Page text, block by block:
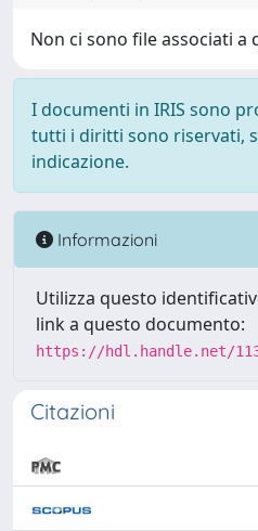
Non ci sono file associati
I documenti in IRIS sono
tutti i diritti sono riservati,
indicazione.
Informazioni
Utilizza questo
link a questo documento:
https://hdl.handle.net/
Citazioni